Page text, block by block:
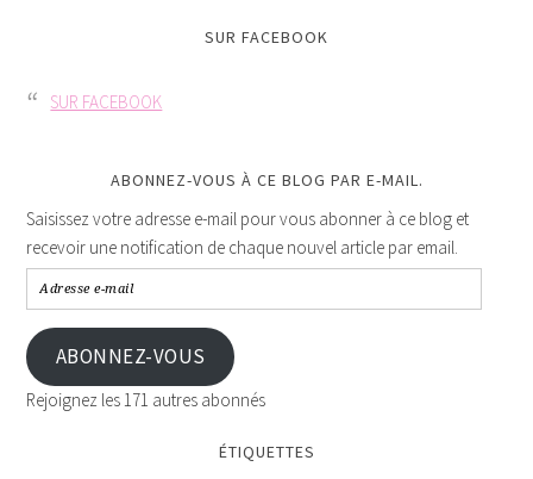
SUR FACEBOOK
SUR FACEBOOK
ABONNEZ-VOUS À CE BLOG PAR E-MAIL.
Saisissez votre adresse e-mail pour vous abonner à ce blog et
recevoir une notification de chaque nouvel article par email.
ABONNEZ-VOUS
Rejoignez les 171 autres abonnés
ÉTIQUETTES